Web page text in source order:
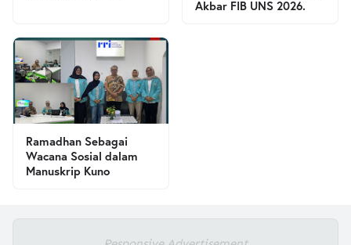
Akbar FIB UNS 2026.
Ramadhan Sebagai
Wacana Sosial dalam
Manuskrip Kuno